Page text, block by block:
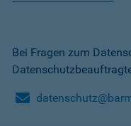
Bei Fragen zum